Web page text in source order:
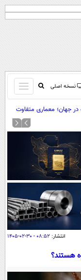
نسخه اصلی
باز
و
بسته
کردن
در جهان؛ معماری متفاوت
انتشار: ۰۸:۵۲ - ۳۰-۰۲-۱۴۰۵
هستند؟